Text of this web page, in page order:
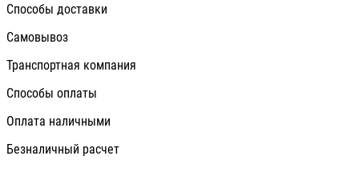
Способы доставки
Самовывоз
Транспортная компания
Способы оплаты
Оплата наличными
Безналичный расчет